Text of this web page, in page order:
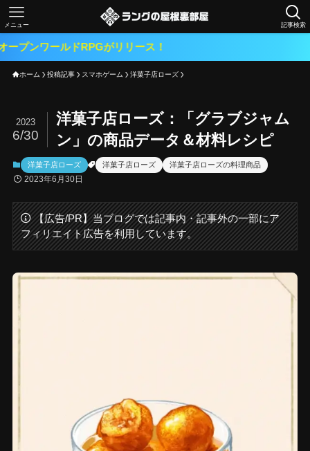
記事検索
メニュー
RPGがリリース！
ホーム 投稿記事 スマホゲーム 洋菓子店ローズ
洋菓子店ローズ：「グラブジャム
ン」の商品データ＆材料レシピ
2023
6/30
洋菓子店ローズ 洋菓子店ローズ 洋菓子店ローズの料理商品
2023年6月30日
【広告/PR】当ブログでは記事内・記事外の一部にア
フィリエイト広告を利用しています。